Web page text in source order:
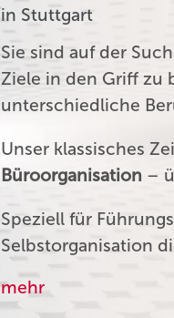
in Stuttgart
Sie sind auf der
Ziele in den Griff zu
unterschiedliche
Unser klassisches
Büroorganisation –
Speziell für
Selbstorganisation
mehr